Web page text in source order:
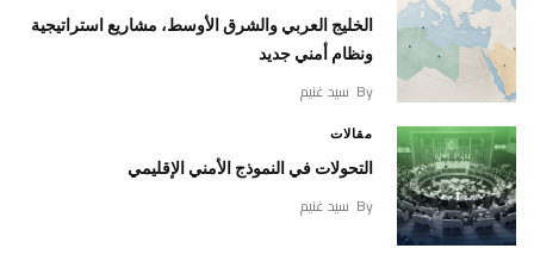
الخليج العربي والشرق الأوسط، مشاريع استراتيجية
ونظام أمني جديد
By سيد غنيم
مقالات
التحولات في النموذج الأمني الإقليمي
By سيد غنيم